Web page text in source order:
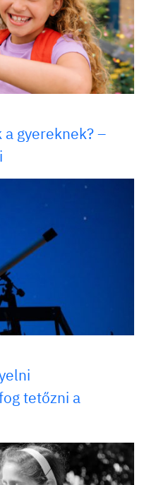
gyereknek? –
tetőzni a